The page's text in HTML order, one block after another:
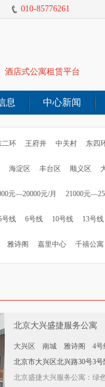
010-85776261
酒店式公寓租赁平台
息 中心新闻
二环 王府井 中关村 东四
海淀区 丰台区 顺义区
元—20000元/月 21000元
号线 6号线 10号线 13号线
雅诗阁 嘉里中心 千禧公寓
北京大兴盛捷服务公寓
大兴区 南城 雅诗阁
4号
北京市大兴区北兴路30号3
北京盛捷大兴服务公寓：绿